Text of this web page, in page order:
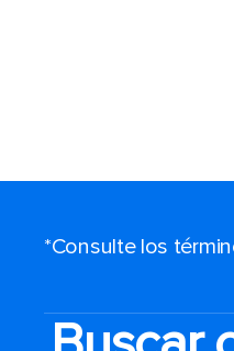
*Consulte los